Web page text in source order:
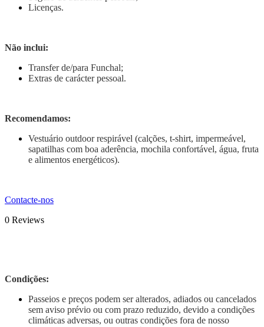
Licenças.
Não inclui:
Transfer de/para Funchal;
Extras de carácter pessoal.
Recomendamos:
Vestuário outdoor respirável (calções, t-shirt, impermeável,
sapatilhas com boa aderência, mochila confortável, água, fruta
e alimentos energéticos).
Contacte-nos
0 Reviews
Condições:
Passeios e preços podem ser alterados, adiados ou cancelados
sem aviso prévio ou com prazo reduzido, devido a condições
climáticas adversas, ou outras condições fora de nosso